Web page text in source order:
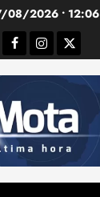
08/2026 • 12:06
Facebook
Instagram
Twitter